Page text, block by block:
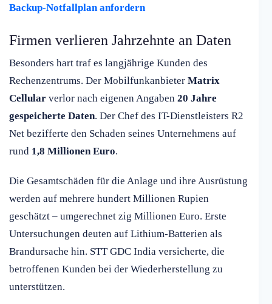
Backup-Notfallplan anfordern
Firmen verlieren Jahrzehnte an Daten
Besonders hart traf es langjährige Kunden des
Rechenzentrums. Der Mobilfunkanbieter Matrix
Cellular verlor nach eigenen Angaben 20 Jahre
gespeicherte Daten. Der Chef des IT-Dienstleisters R2
Net bezifferte den Schaden seines Unternehmens auf
rund 1,8 Millionen Euro.
Die Gesamtschäden für die Anlage und ihre Ausrüstung
werden auf mehrere hundert Millionen Rupien
geschätzt – umgerechnet zig Millionen Euro. Erste
Untersuchungen deuten auf Lithium-Batterien als
Brandursache hin. STT GDC India versicherte, die
betroffenen Kunden bei der Wiederherstellung zu
unterstützen.